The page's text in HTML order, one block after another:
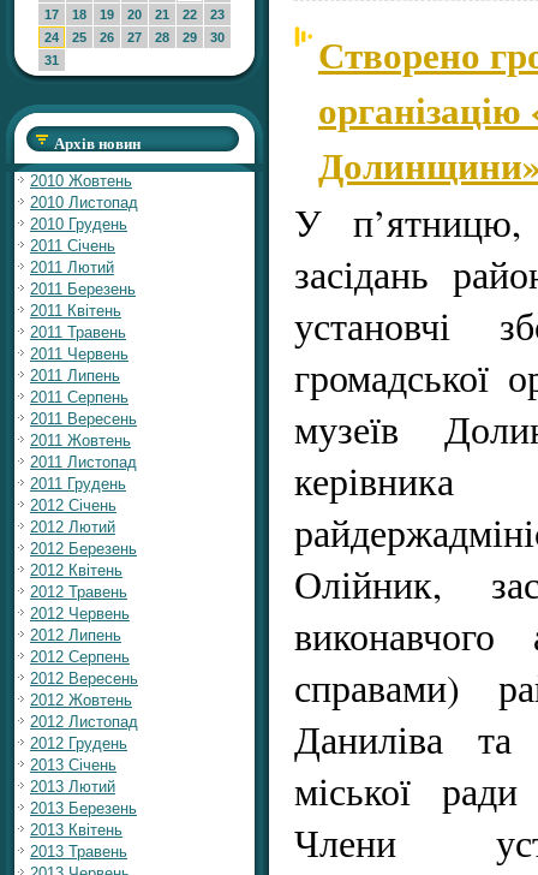
17
18 19 20 21 22
23
24
25 26 27 28 29
30
31
Архів новин
2010 Жовтень
2010 Листопад
2010 Грудень
2011 Січень
2011 Лютий
2011 Березень
2011 Квітень
2011 Травень
2011 Червень
2011 Липень
2011 Серпень
2011 Вересень
2011 Жовтень
2011 Листопад
2011 Грудень
2012 Січень
2012 Лютий
2012 Березень
2012 Квітень
2012 Травень
2012 Червень
2012 Липень
2012 Серпень
2012 Вересень
2012 Жовтень
2012 Листопад
2012 Грудень
2013 Січень
2013 Лютий
2013 Березень
2013 Квітень
2013 Травень
Створено
організацію
У
засідань
установчі
громадської
музеїв
Олійник,
виконавчого
справами)
Даниліва та
міської
Члени